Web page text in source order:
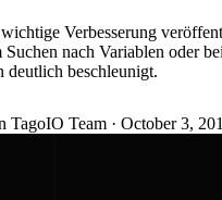
Verbesserung
nach Variablen oder
deutlich beschleunigt.
TagoIO Team · October 3,